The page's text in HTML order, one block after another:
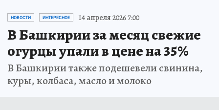
НОВОСТИ ИНТЕРЕСНОЕ 14 апреля 2026 7:00
В Башкирии за месяц свежие
огурцы упали в цене на 35%
В Башкирии также подешевели свинина,
куры, колбаса, масло и молоко